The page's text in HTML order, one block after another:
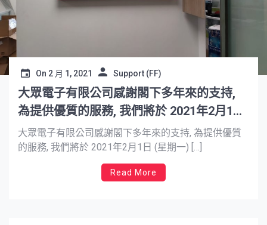
On 2 月 1, 2021 Support (FF)
大眾電子有限公司感謝閣下多年來的支持,
為提供優質的服務, 我們將於 2021年2月1日
(星期一) 九龍彌敦道721-725號華比銀行大
廈6樓604室
大眾電子有限公司感謝閣下多年來的支持, 為提供優質
的服務, 我們將於 2021年2月1日 (星期一) […]
Read More